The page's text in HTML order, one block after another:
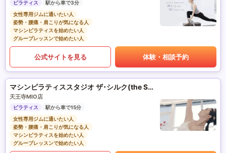
ピラティス
駅から車で3分
女性専用ジムに通いたい人
姿勢・腰痛・肩こりが気になる人
マシンピラティスを始めたい人
グループレッスンで始めたい人
公式サイトを見る 体験・相談予約
マシンピラティススタジオ ザ･シルク(the SILK)
天王寺MIO店
ピラティス
駅から車で15分
女性専用ジムに通いたい人
姿勢・腰痛・肩こりが気になる人
マシンピラティスを始めたい人
グループレッスンで始めたい人